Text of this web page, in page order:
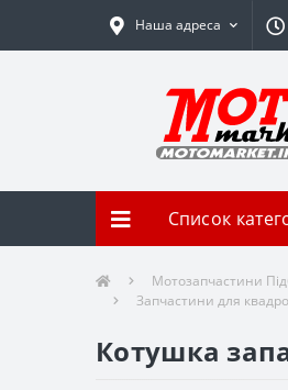
Наша адреса
Список
Мотозапчастини
Запчастини для
Котушка